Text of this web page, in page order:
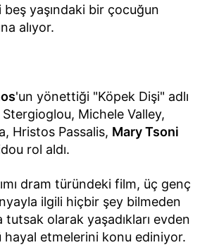
yaşındaki bir çocuğun
alıyor.
'un yönettiği "Köpek Dişi" adlı
Michele Valley,
Hristos Passalis, Mary Tsoni
rol aldı.
dram türündeki film, üç genç
ilgili hiçbir şey bilmeden
tutsak olarak yaşadıkları evden
hayal etmelerini konu ediniyor.